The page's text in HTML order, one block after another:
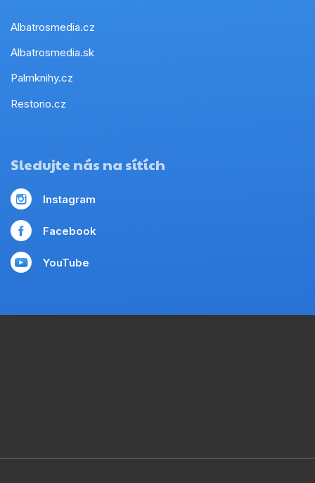
Albatrosmedia.cz
Albatrosmedia.sk
Palmknihy.cz
Restorio.cz
Sledujte nás na sítích
Instagram
Facebook
YouTube